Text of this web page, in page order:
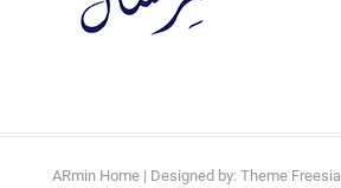
ARmin Home | Designed by: Theme Freesia